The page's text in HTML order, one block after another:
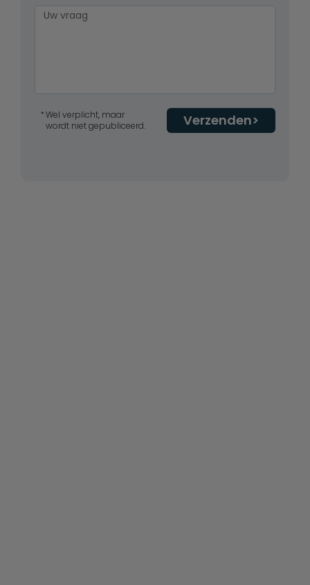
Verzenden
Wel verplicht, maar
wordt niet gepubliceerd.